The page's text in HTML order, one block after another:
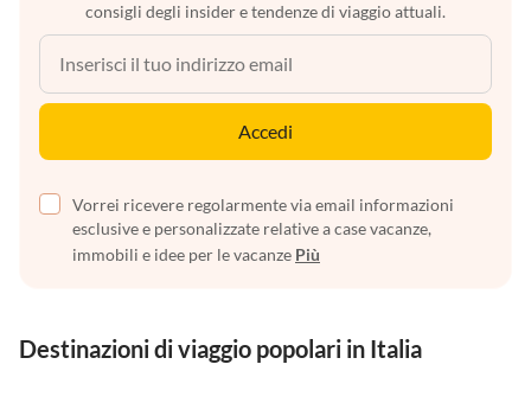
consigli degli insider e tendenze di viaggio attuali.
Accedi
Vorrei ricevere regolarmente via email informazioni
esclusive e personalizzate relative a case vacanze,
immobili e idee per le vacanze Più
Destinazioni di viaggio popolari in Italia